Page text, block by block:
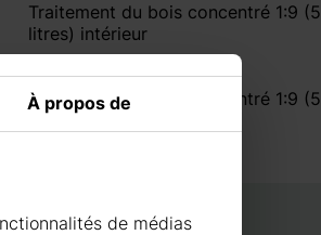
Traitement du bois concentré 1:9 (5
litres) intérieur
Traitement du bois concentré 1:9 (5
litres) extérieur
À propos de
de médias